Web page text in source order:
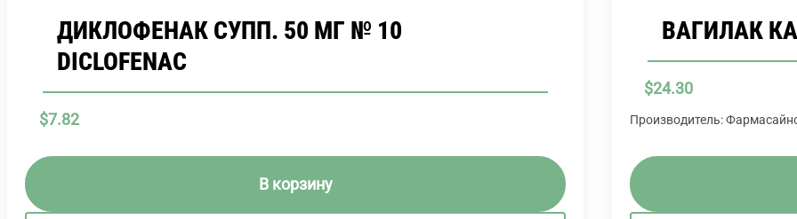
ДИКЛОФЕНАК СУПП. 50 МГ № 10
DICLOFENAC
$7.82
В корзину
ВАГИЛАК
$24.30
Производитель: